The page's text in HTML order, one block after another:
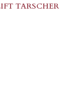
TARSCHER